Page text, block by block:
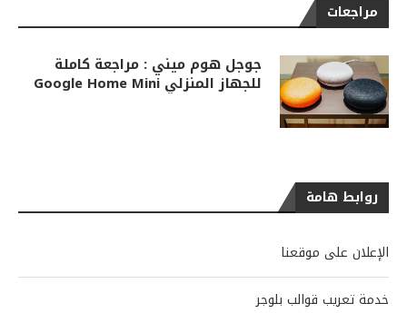
مراجعات
جوجل هوم ميني : مراجعة كاملة
للجهاز المنزلي Google Home Mini
روابط هامة
الإعلان على موقعنا
خدمة تعريب قوالب بلوجر